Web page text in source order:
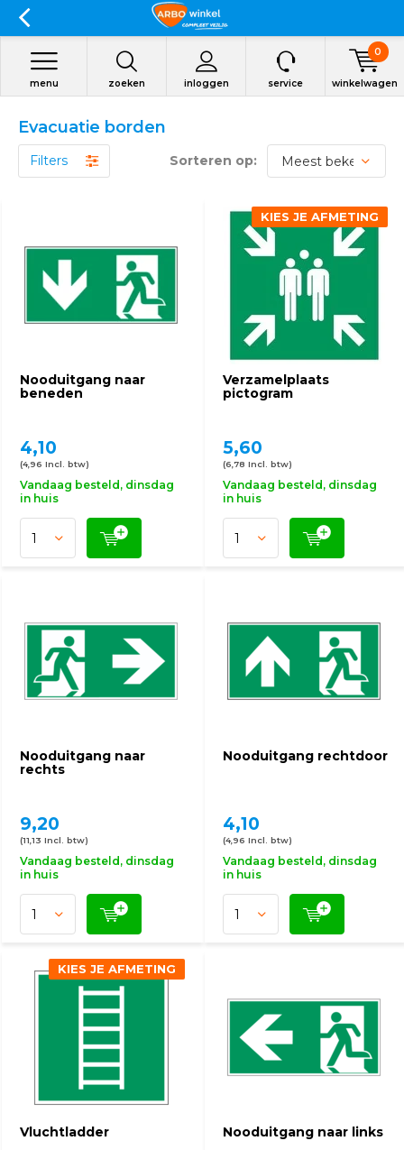
zoeken inloggen
menu service winkelwagen
0
Evacuatie borden
Filters Sorteren op:
Nooduitgang naar
beneden
4,10
(4,96 Incl. btw)
Vandaag besteld, dinsdag
in huis
Verzamelplaats
pictogram
KIES JE AFMETING
5,60
(6,78 Incl. btw)
Vandaag besteld, dinsdag
in huis
Nooduitgang naar
rechts
9,20
(11,13 Incl. btw)
Vandaag besteld, dinsdag
in huis
Nooduitgang rechtdoor
4,10
(4,96 Incl. btw)
Vandaag besteld, dinsdag
in huis
Vluchtladder
KIES JE AFMETING
Nooduitgang naar links